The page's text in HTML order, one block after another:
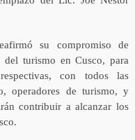
su compromiso de
turismo en Cusco, para
con todos las
operadores de turismo, y
contribuir a alcanzar los